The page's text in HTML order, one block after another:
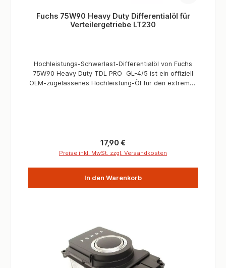
Fuchs 75W90 Heavy Duty Differentialöl für
Verteilergetriebe LT230
Hochleistungs-Schwerlast-Differentialöl von Fuchs
75W90 Heavy Duty TDL PRO GL-4/5 ist ein offiziell
OEM-zugelassenes Hochleistung-Öl für den extremen
Öl-Hersteller einen ausgezeichneten Verschleiß- und
Korrosionsschutz, sowie eine hervorragende und
Verteilergetrieben, Sperr-Differentialen und
Differentialen über einem enorm großen
Temperaturbereich garantieren. Zahnräder, Lager,
Regulärer Preis:
17,90 €
Preise inkl. MwSt. zzgl. Versandkosten
In den Warenkorb